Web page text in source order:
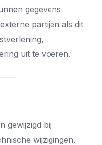
gegevens
partijen als dit
uit te voeren.
gewijzigd bij
wijzigingen.